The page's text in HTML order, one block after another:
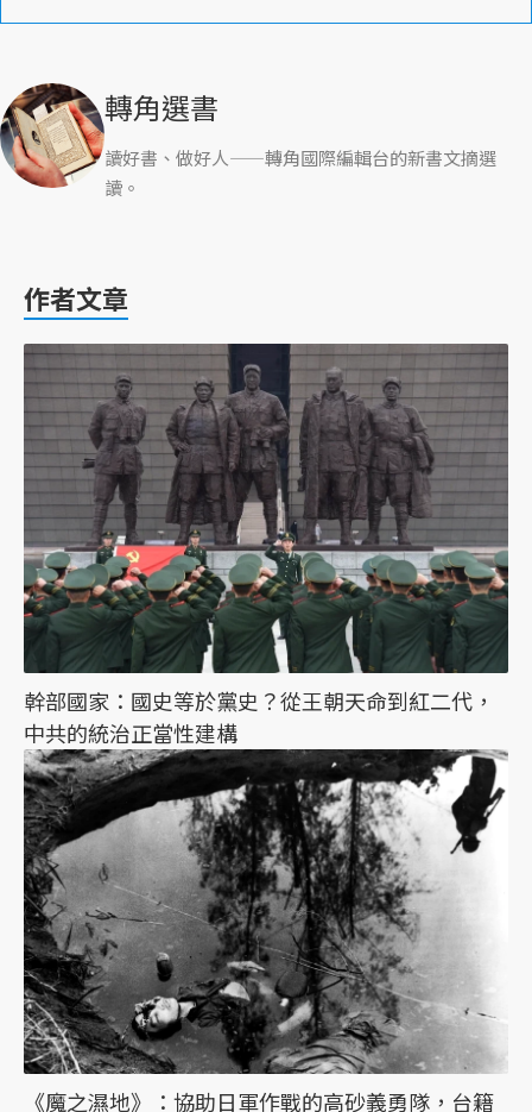
轉角選書
讀好書、做好人——轉角國際編輯台的新書文摘選
讀。
作者文章
幹部國家：國史等於黨史？從王朝天命到紅二代，
中共的統治正當性建構
《魔之濕地》：協助日軍作戰的高砂義勇隊，台籍